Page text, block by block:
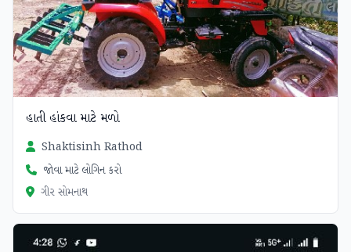
હાતી હાંકવા માટે મળો
Shaktisinh Rathod
જોવા માટે લોગિન કરો
ગીર સોમનાથ